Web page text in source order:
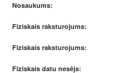
Nosaukums:
Fiziskais raksturojums:
Fiziskais raksturojums:
Fiziskais datu nesējs: